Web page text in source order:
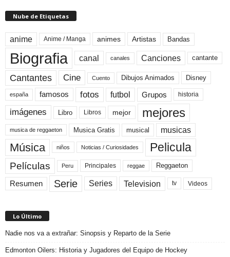
Nube de Etiquetas
anime Anime / Manga animes Artistas Bandas
Biografia canal canales Canciones cantante
Cantantes Cine Cuento Dibujos Animados Disney
españa famosos fotos futbol Grupos historia
imágenes Libro Libros mejor mejores
musica de reggaeton Musica Gratis musical musicas
Música niños Noticias / Curiosidades Pelicula
Películas Peru Principales reggae Reggaeton
Resumen Serie Series Television tv Videos
Lo Último
Nadie nos va a extrañar: Sinopsis y Reparto de la Serie
Edmonton Oilers: Historia y Jugadores del Equipo de Hockey